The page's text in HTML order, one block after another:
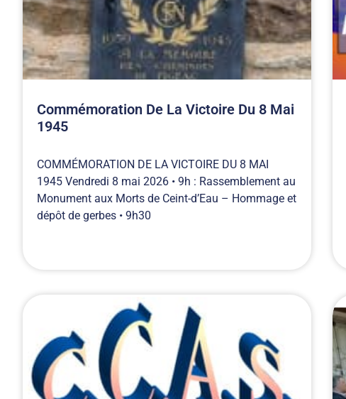
Commémoration De La Victoire Du 8 Mai
1945
COMMÉMORATION DE LA VICTOIRE DU 8 MAI
1945 Vendredi 8 mai 2026 • 9h : Rassemblement au
Monument aux Morts de Ceint-d’Eau – Hommage et
dépôt de gerbes • 9h30